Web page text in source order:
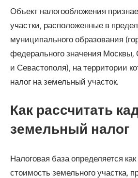
Объект налогообложения
участки, расположенные в
муниципального образования
федерального значения Москвы,
и Севастополя), на территории
налог на земельный участок.
Как рассчитать
земельный налог
Налоговая база определяется
стоимость земельного участка,